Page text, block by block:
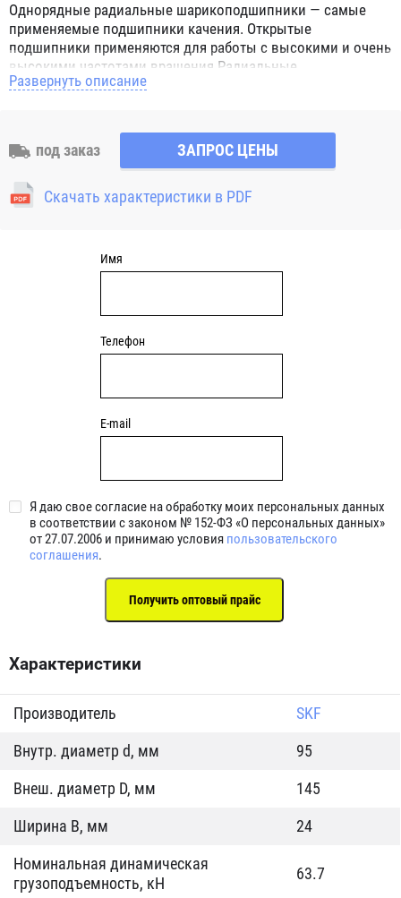
Однорядные радиальные шарикоподшипники — самые
применяемые подшипники качения. Открытые
подшипники применяются для работы с высокими и очень
высокими частотами вращения.Радиальные
шарикоподшипники обозначением 2Z ZZ с обеих сторон
обозначением 2RS 2RS1 2RSH 2RSR имеют с обеих сторон
контактные уплотнения из бутадиен-нитрильного каучука
(NBR) и пригодны для средних частот вращения. Также
поставляются подшипники с бесконтактными
Развернуть описание
под заказ ЗАПРОС ЦЕНЫ
Скачать характеристики в PDF
Имя
Телефон
E-mail
Я даю свое согласие на обработку моих персональных данных
в соответствии с законом № 152-ФЗ «О персональных данных»
от 27.07.2006 и принимаю условия пользовательского
соглашения.
Характеристики
Производитель
SKF
Внутр. диаметр d, мм
95
Внеш. диаметр D, мм
145
Ширина B, мм
24
Номинальная динамическая
грузоподъемность, кН
63.7